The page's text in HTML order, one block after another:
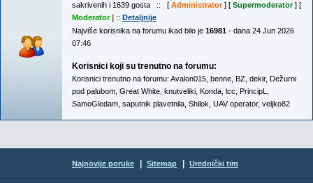
sakrivenih i 1639 gosta :: [ Administrator] [ Supermoderator] [
Moderator] :: Detaljnije
Najviše korisnika na forumu ikad bilo je 16981 - dana 24 Jun 2026
07:46
Korisnici koji su trenutno na forumu:
Korisnici trenutno na forumu: Avalon015 benne BZ dekir, Dežurni
pod palubom Great White knutveliki Konda lcc PrincipL
SamoGledam saputnik plavetnila Shilok UAV operator, veljko82
Najnovije poruke Sitemap Urednički tim